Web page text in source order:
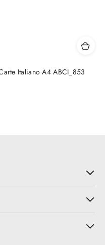
Italiano A4 ABCI_853